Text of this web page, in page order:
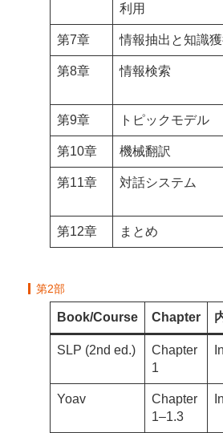
利用
第7章 情報抽出と知識
第8章 情報検索
第9章 トピックモデル
第10章 機械翻訳
第11章 対話システム
第12章 まとめ
第2部
Book/Course Chapter
SLP (2nd ed.)
Chapter
1
Yoav
Chapter
1–1.3